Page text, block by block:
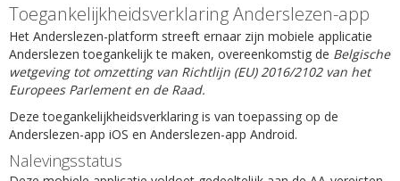
Toegankelijkheidsverklaring Anderslezen-app
Het Anderslezen-platform streeft ernaar zijn mobiele applicatie
Anderslezen toegankelijk te maken, overeenkomstig de Belgische
wetgeving tot omzetting van Richtlijn (EU) 2016/2102 van het
Europees Parlement en de Raad.
Deze toegankelijkheidsverklaring is van toepassing op de
Anderslezen-app iOS en Anderslezen-app Android.
Nalevingsstatus